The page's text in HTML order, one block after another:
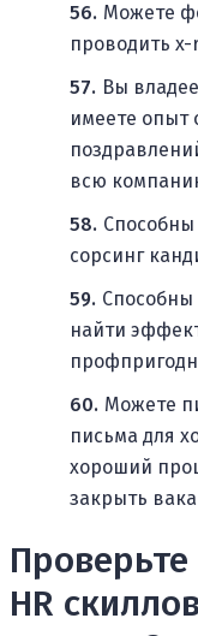
Можете
проводить x-
Вы
имеете опыт
всю
сорсинг
Способны
найти
Можете
письма для
хороший
закрыть
Проверьте
HR